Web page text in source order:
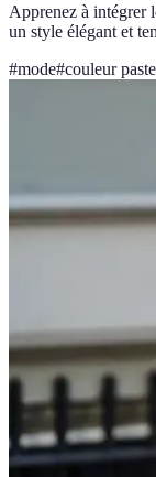
Apprenez à intégrer
un style élégant et
#mode#couleur